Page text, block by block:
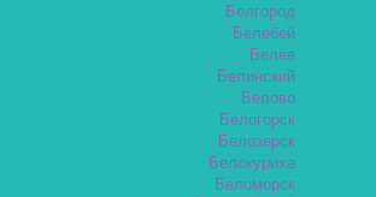
Белгород
Белебей
Белёв
Белинский
Белово
Белогорск
Белозерск
Белокуриха
Беломорск